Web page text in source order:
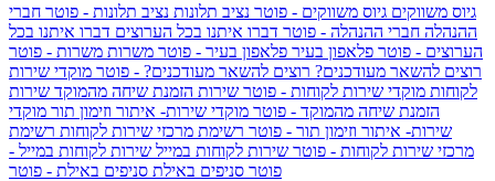
גיוס משווקים גיוס משווקים - פוטר נציב תלונות נציב תלונות - פוטר חברי
ההנהלה חברי ההנהלה - פוטר דברו איתנו בכל הערוצים דברו איתנו בכל
הערוצים - פוטר פלאפון בעיר פלאפון בעיר - פוטר משרות משרות - פוטר
רוצים להשאר מעודכנים? רוצים להשאר מעודכנים? - פוטר מוקדי שירות
לקוחות מוקדי שירות לקוחות - פוטר שירות הזמנת שיחה מהמוקד שירות
הזמנת שיחה מהמוקד - פוטר מוקדי שירות- איתור וזימון תור מוקדי
שירות- איתור וזימון תור - פוטר רשימת מרכזי שירות לקוחות רשימת
מרכזי שירות לקוחות - פוטר שירות לקוחות במייל שירות לקוחות במייל -
פוטר סניפים באילת סניפים באילת - פוטר